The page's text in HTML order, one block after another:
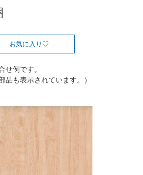
お気に入り
せ例です。
品も表示されています。）